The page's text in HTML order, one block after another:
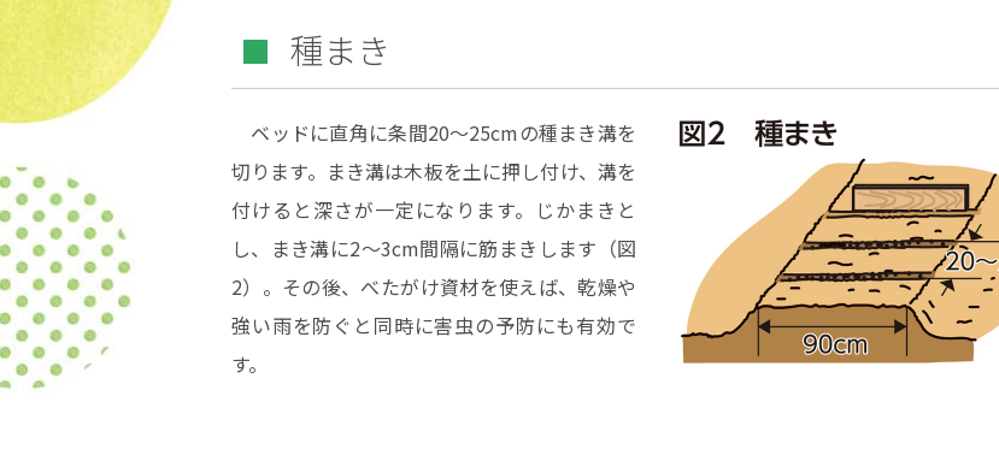
種まき
ベッドに直角に条間20～25cmの種まき溝を
切ります。まき溝は木板を土に押し付け、溝を
付けると深さが一定になります。じかまきと
し、まき溝に2～3cm間隔に筋まきします（図
2）。その後、べたがけ資材を使えば、乾燥や
強い雨を防ぐと同時に害虫の予防にも有効で
す。